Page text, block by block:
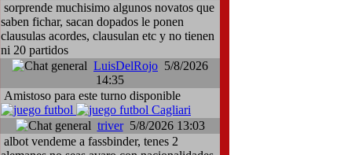
sorprende muchisimo algunos novatos que
saben fichar, sacan dopados le ponen
clausulas acordes, clausulan etc y no tienen
ni 20 partidos
LuisDelRojo 5/8/2026
14:35
Amistoso para este turno disponible
Cagliari
triver5/8/2026 13:03
albot vendeme a fassbinder, tenes 2